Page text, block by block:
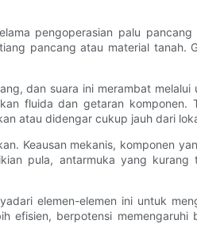
pengoperasian palu
pancang atau material tanah.
dan suara ini merambat
fluida dan getaran komponen.
atau didengar cukup jauh dari
Keausan mekanis, komponen
pula, antarmuka yang
elemen-elemen ini untuk
efisien, berpotensi